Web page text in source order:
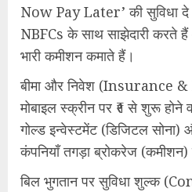
Now Pay Later’ की सुविधा दे
NBFCs के साथ साझेदारी करते
भारी कमीशन कमाते हैं।
बीमा और निवेश (Insurance
मोबाइल स्क्रीन पर ₹१ से शुरू होने
गोल्ड इन्वेस्टमेंट (डिजिटल
कंपनियाँ तगड़ा ब्रोकरेज (कमीशन)
बिल भुगतान पर सुविधा शुल्क